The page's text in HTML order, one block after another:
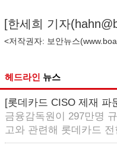
[한세희 기자(
<저작권자: 보안뉴스(
헤드라인 뉴스
[롯데카드 CISO 제재
금융감독원이 297만명
고와 관련해 롯데카드